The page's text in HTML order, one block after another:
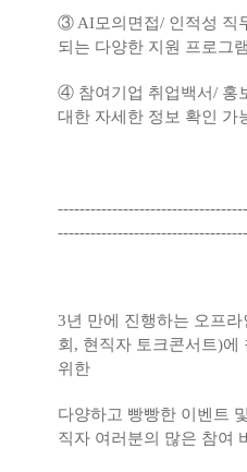
③ AI모의면접/ 인적성 직
되는 다양한 지원 프로그램
④ 참여기업 취업백서/ 홍
대한 자세한 정보 확인 가
3년 만에 진행하는 오프
회, 현직자 토크콘서트)에
위한
다양하고 빵빵한 이벤트
직자 여러분의 많은 참여